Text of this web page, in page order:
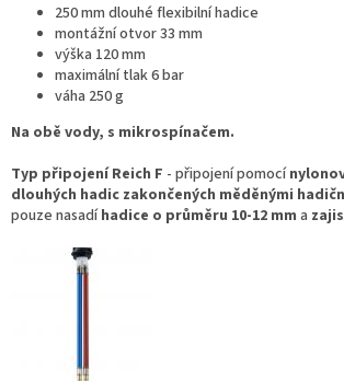
250 mm dlouhé flexibilní hadice
montážní otvor 33 mm
výška 120 mm
maximální tlak 6 bar
váha 250 g
Na obě vody, s mikrospínačem.
Typ připojení Reich F - připojení pomocí
dlouhých hadic zakončených měděnými
pouze nasadíhadice o průměru 10-12 mm a